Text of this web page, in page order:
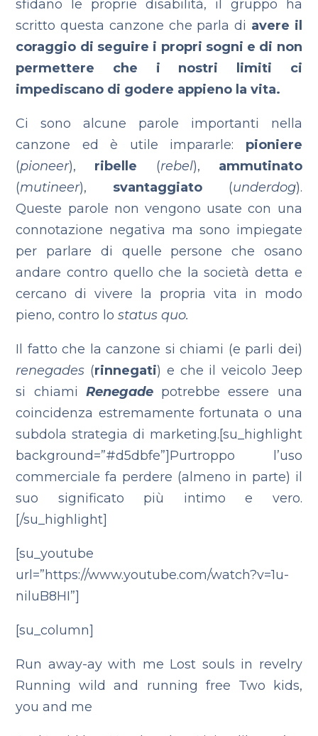
sfidano le proprie disabilità, il gruppo ha
scritto questa canzone che parla di avere il
coraggio di seguire i propri sogni e di non
permettere che i nostri limiti ci
impediscano di godere appieno la vita.
Ci sono alcune parole importanti nella
canzone ed è utile impararle: pioniere
(pioneer), ribelle (rebel), ammutinato
(mutineer), svantaggiato (underdog).
Queste parole non vengono usate con una
connotazione negativa ma sono impiegate
per parlare di quelle persone che osano
andare contro quello che la società detta e
cercano di vivere la propria vita in modo
pieno, contro lostatus quo.
Il fatto che la canzone si chiami (e parli dei)
renegades (rinnegati) e che il veicolo Jeep
si chiami Renegadepotrebbe essere una
coincidenza estremamente fortunata o una
subdola strategia di marketing.[su_highlight
background=”#d5dbfe”]Purtroppo l’uso
commerciale fa perdere (almeno in parte) il
suo significato più intimo e vero.
[/su_highlight]
[su_youtube
url=”https://www.youtube.com/watch?v=1u-
niluB8HI”]
[su_column]
Run away-ay with me Lost souls in revelry
Running wild and running free Two kids,
you and me